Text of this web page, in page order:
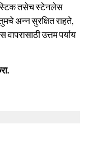
तसेच स्टेनलेस
अन्न सुरक्षित राहते,
उत्तम पर्याय